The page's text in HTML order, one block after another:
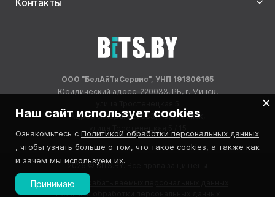
ООО "БелАйТиСервис", УНП 191806165
Юридический адрес: 220033, РБ, г. Минск,
Адрес склада: 220033, РБ, г. Минск,
улица Тростенецкая 5 / 15
2026 © BITS.BY. Все права защищены
Реестр обрабатываемых персональных данных
Политика обработки персональных данных
Наш сайт использует cookies
Ознакомьтесь с Политикой обработки персональных данных
, чтобы узнать больше о том, что такое cookies, а также как
и зачем мы используем их.
Принимаю